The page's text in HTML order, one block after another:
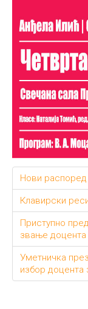
Нови распоред
Клавирски
Приступно
звање доцента
Уметничка
избор доцента